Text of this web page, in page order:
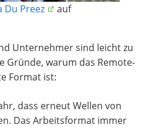
Du Preez
auf
Unternehmer sind leicht zu
Gründe, warum das Remote-
Format ist:
dass erneut Wellen von
Das Arbeitsformat immer